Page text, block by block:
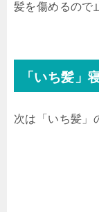
髪を傷めるので
「いち髪」
次は「いち髪」